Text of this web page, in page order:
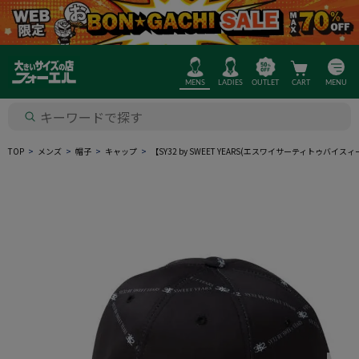
MENS LADIES OUTLET CART MENU
TOP メンズ 帽子 キャップ 【SY32 by SWEET YEARS(エスワイサーティトゥバイ